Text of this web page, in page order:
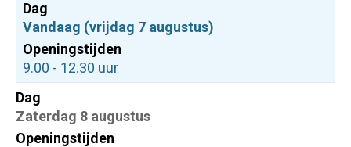
Dag
Vandaag (vrijdag 7 augustus)
Openingstijden
9.00 - 12.30 uur
Dag
Zaterdag 8 augustus
Openingstijden